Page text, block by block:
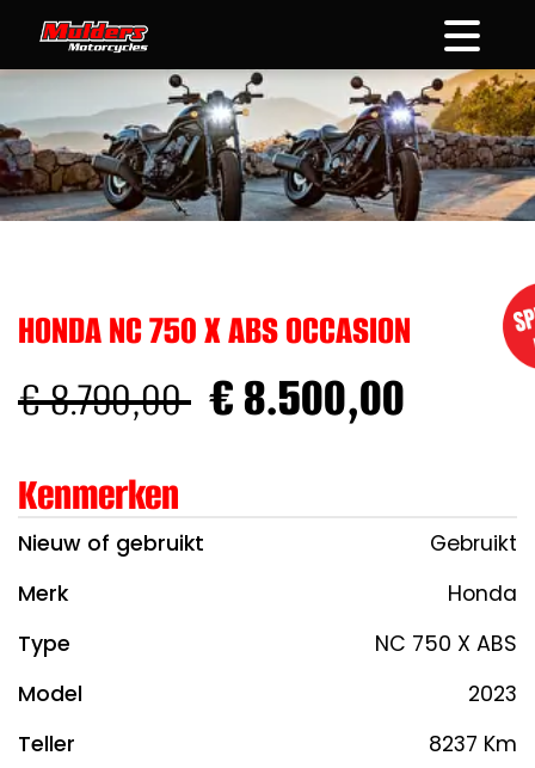
overslaan
HONDA NC 750 X ABS OCCASION
€ 8.790,00 € 8.500,00
Kenmerken
Nieuw of gebruikt
Gebruikt
Merk
Honda
Type
NC 750 X ABS
Model
2023
Teller
8237 Km